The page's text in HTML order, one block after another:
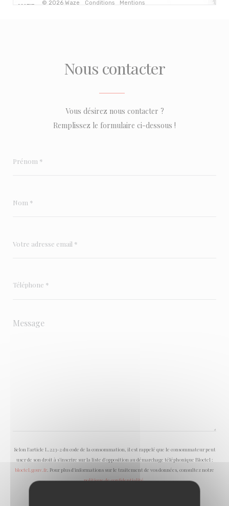
Nous contacter
Vous désirez nous contacter ?
Remplissez le formulaire ci-dessous !
Selon l'article L.223-2 du code de la consommation, il est rappelé que le consommateur peut
user de son droit à s'inscrire sur la liste d'opposition au démarchage téléphonique Bloctel :
bloctel.gouv.fr . Pour plus d'informations sur le traitement de vos données, consultez notre
politique de confidentialité.